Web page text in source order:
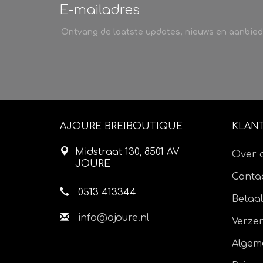
Ontvang de laatste updates, nieuws en
AJOURE BREIBOUTIQUE
Midstraat 130, 8501 AV
JOURE
0513 413344
info@ajoure.nl
Over